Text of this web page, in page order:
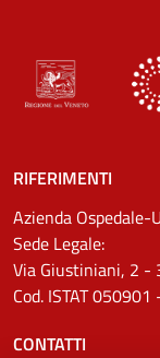
RIFERIMENTI
Azienda Ospedale-
Sede Legale:
Via Giustiniani, 2 -
Cod. ISTAT
CONTATTI